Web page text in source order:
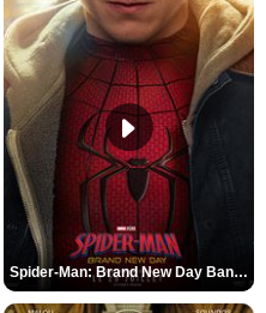
Spider-Man: Brand New Day Bande-annonce VO STFR